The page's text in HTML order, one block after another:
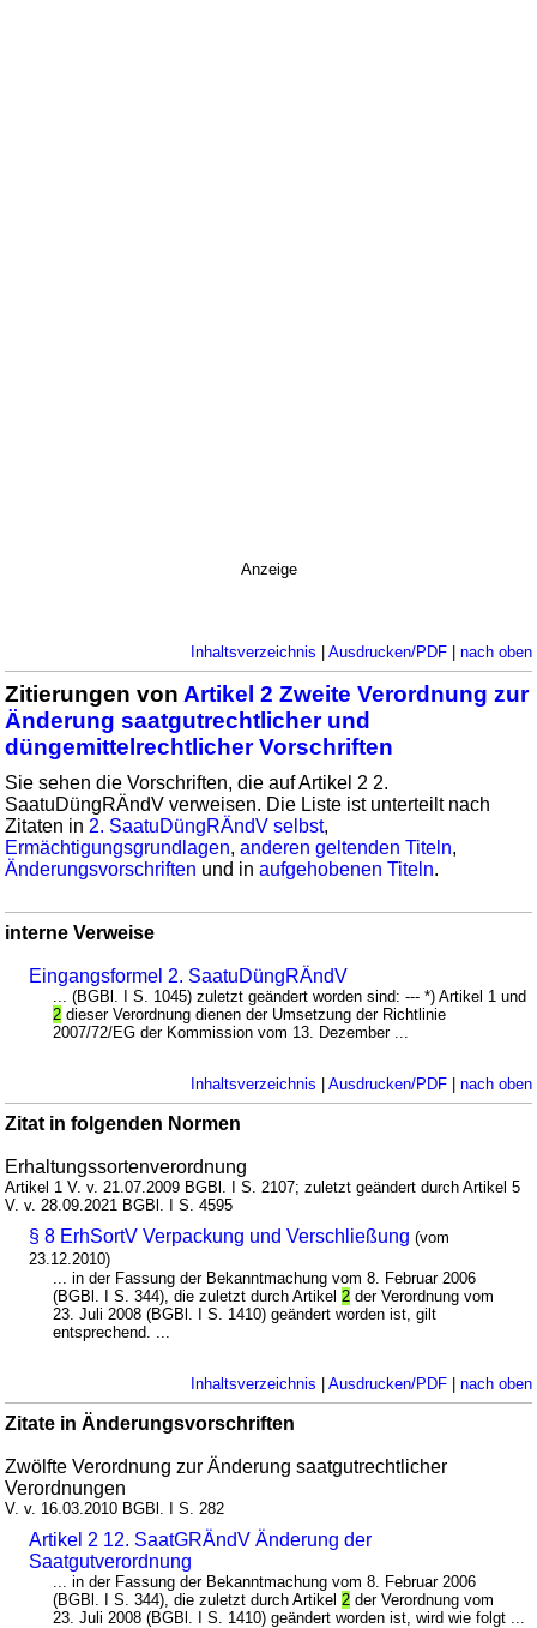
Anzeige
Inhaltsverzeichnis | Ausdrucken/PDF| nach oben
Zitierungen von Artikel 2 Zweite Verordnung zur
Änderung saatgutrechtlicher und
düngemittelrechtlicher Vorschriften
Sie sehen die Vorschriften, die auf Artikel 2 2.
SaatuDüngRÄndV verweisen. Die Liste ist unterteilt nach
Zitaten in 2. SaatuDüngRÄndV selbst,
Ermächtigungsgrundlagen,anderen geltenden Titeln,
Änderungsvorschriften und inaufgehobenen Titeln.
interne Verweise
Eingangsformel 2. SaatuDüngRÄndV
... (BGBl. I S. 1045) zuletzt geändert worden sind: --- *) Artikel 1 und
2 dieser Verordnung dienen der Umsetzung der Richtlinie
2007/72/EG der Kommission vom 13. Dezember ...
Inhaltsverzeichnis | Ausdrucken/PDF| nach oben
Zitat in folgenden Normen
Erhaltungssortenverordnung
Artikel 1 V. v. 21.07.2009 BGBl. I S. 2107; zuletzt geändert durch Artikel 5
V. v. 28.09.2021 BGBl. I S. 4595
§ 8 ErhSortV Verpackung und Verschließung (vom
23.12.2010)
... in der Fassung der Bekanntmachung vom 8. Februar 2006
(BGBl. I S. 344), die zuletzt durch Artikel 2 der Verordnung vom
23. Juli 2008 (BGBl. I S. 1410) geändert worden ist, gilt
entsprechend. ...
Inhaltsverzeichnis | Ausdrucken/PDF| nach oben
Zitate in Änderungsvorschriften
Zwölfte Verordnung zur Änderung saatgutrechtlicher
Verordnungen
V. v. 16.03.2010 BGBl. I S. 282
Artikel 2 12. SaatGRÄndV Änderung der
Saatgutverordnung
... in der Fassung der Bekanntmachung vom 8. Februar 2006
(BGBl. I S. 344), die zuletzt durch Artikel 2 der Verordnung vom
23. Juli 2008 (BGBl. I S. 1410) geändert worden ist, wird wie folgt ...